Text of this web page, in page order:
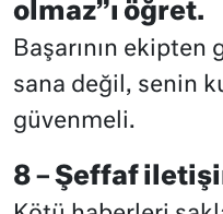
olmaz”ı öğret.
Başarının
sana değil, senin
güvenmeli.
8 – Şeffaf